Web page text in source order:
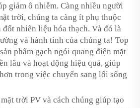
giảm ô nhiễm. Càng nhiều người
trời, chúng ta càng ít phụ thuộc
đốt nhiên liệu hóa thạch. Và đó là
và hành tinh của chúng ta! Top
phẩm gạch ngói quang điện mặt
lâu và hoạt động hiệu quả, giúp
trong việc chuyển sang lối sống
trời PV và cách chúng giúp tạo